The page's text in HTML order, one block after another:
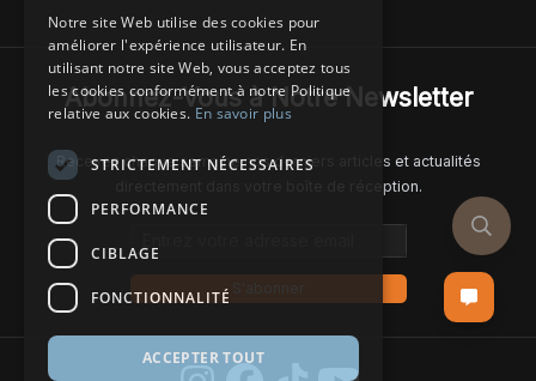
Abonnez-Vous à Notre Newsletter
Recevez chaque semaine nos derniers articles et actualités
directement dans votre boîte de réception.
Notre site Web utilise des cookies pour
améliorer l'expérience utilisateur. En
utilisant notre site Web, vous acceptez tous
les cookies conformément à notre Politique
relative aux cookies.En savoir plus
STRICTEMENT NÉCESSAIRES
PERFORMANCE
CIBLAGE
FONCTIONNALITÉ
ACCEPTER TOUT